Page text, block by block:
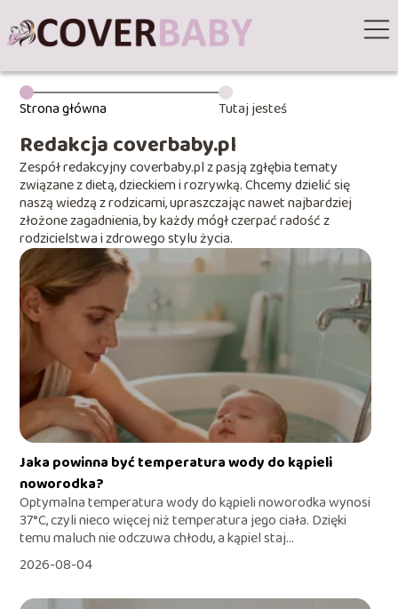
Strona główna Tutaj jesteś
Redakcja coverbaby.pl
Zespół redakcyjny coverbaby.pl z pasją zgłębia tematy
związane z dietą, dzieckiem i rozrywką. Chcemy dzielić się
naszą wiedzą z rodzicami, upraszczając nawet najbardziej
złożone zagadnienia, by każdy mógł czerpać radość z
rodzicielstwa i zdrowego stylu życia.
Jaka powinna być temperatura wody do kąpieli
noworodka?
Optymalna temperatura wody do kąpieli noworodka wynosi
37°C, czyli nieco więcej niż temperatura jego ciała. Dzięki
temu maluch nie odczuwa chłodu, a kąpiel staj...
2026-08-04